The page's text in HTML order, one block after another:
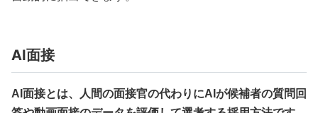
AI面接
AI面接とは、人間の面接官の代わりにAIが候補者の質問回